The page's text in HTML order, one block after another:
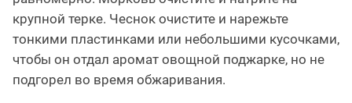
крупной терке. Чеснок очистите и нарежьте
тонкими пластинками или небольшими кусочками,
чтобы он отдал аромат овощной поджарке, но не
подгорел во время обжаривания.